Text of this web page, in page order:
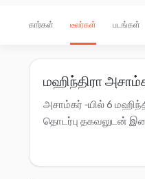
கார்கள் டீலர்கள் படங்கள்
மஹிந்திரா
அசாம்கர் -யில் 6
தொடர்பு தகவலுடன்